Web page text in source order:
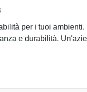
per i tuoi
e durabilità.